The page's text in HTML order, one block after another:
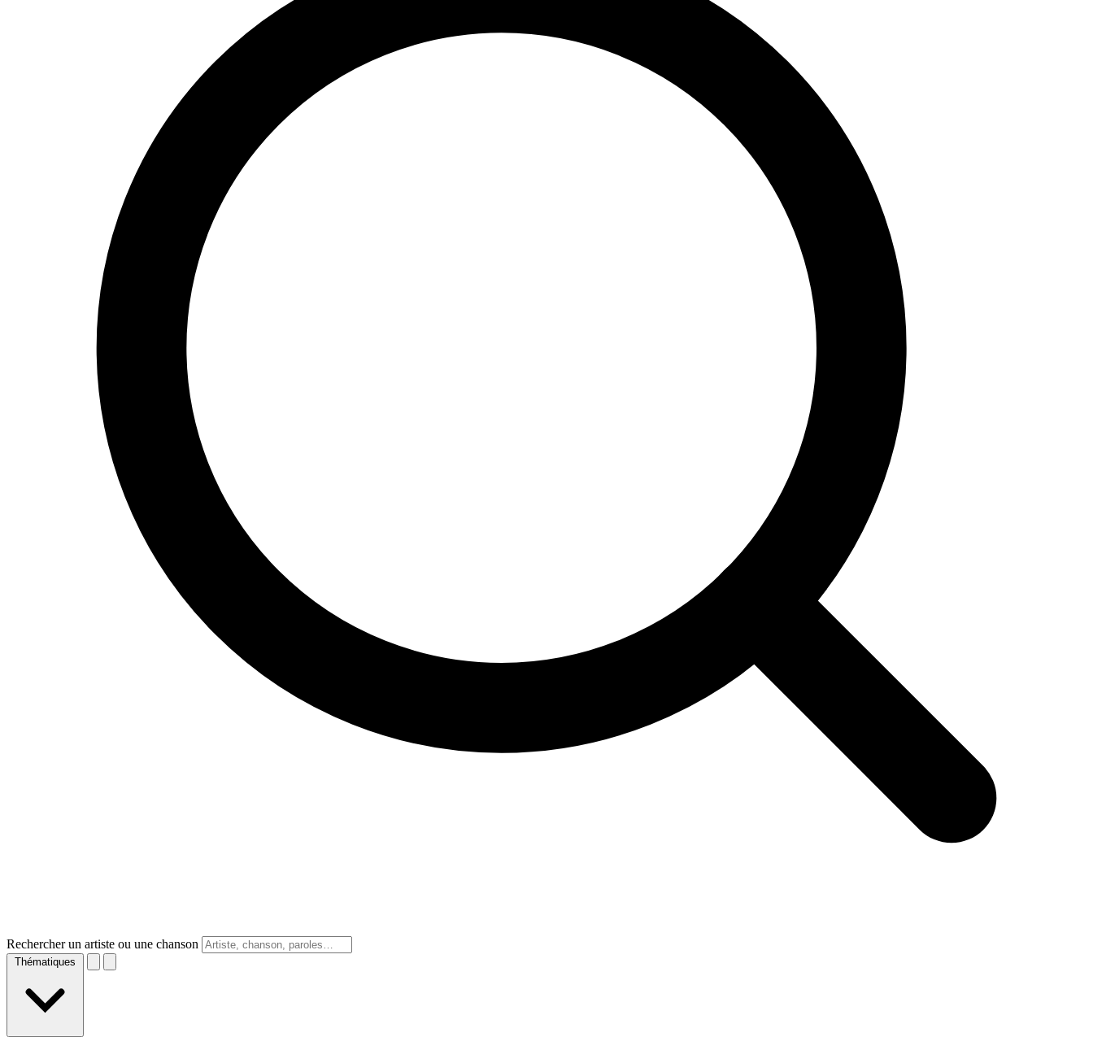
Rechercher un artiste ou une chanson
Thématiques